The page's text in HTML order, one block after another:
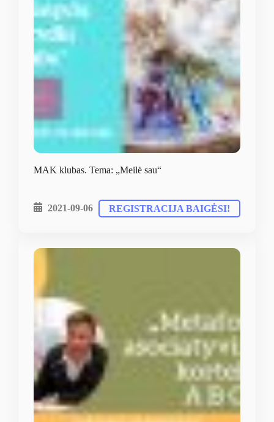
MAK klubas. Tema: „Meilė sau“
2021-09-06 REGISTRACIJA BAIGĖSI!